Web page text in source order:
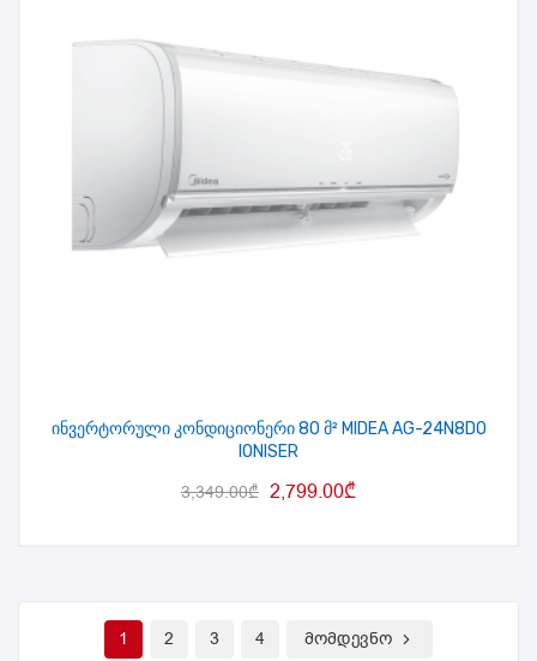
ინვერტორული კონდიციონერი 80 მ² MIDEA AG-24N8DO
IONISER
3,349.00₾ 2,799.00₾
1 2 3 4 მომდევნო